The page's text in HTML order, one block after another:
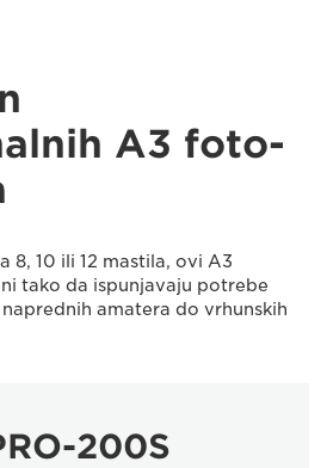
A3 foto-
8, 10 ili 12 mastila, ovi A3
tako da ispunjavaju potrebe
amatera do vrhunskih
200S